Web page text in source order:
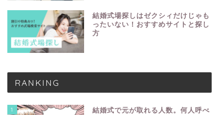
結婚式場探しはゼクシィだけじゃも
ったいない！おすすめサイトと探し
方
RANKING
1
結婚式で元が取れる人数。何人呼べ